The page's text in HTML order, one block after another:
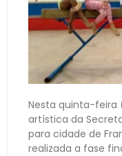
Nesta quinta-feira
artística da
para cidade de
realizada a fase